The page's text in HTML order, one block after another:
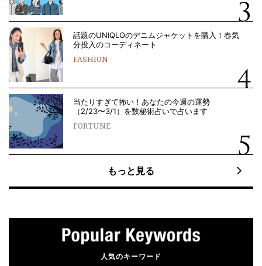
話題のUNIQLOのデニムジャケットを購入！春気
分投入のコーディネート
FASHION
当たりすぎて怖い！あなたの今週の運勢
（2/23〜3/1）を数秘術占いで占います
FORTUNE
もっと見る
人気のキーワード